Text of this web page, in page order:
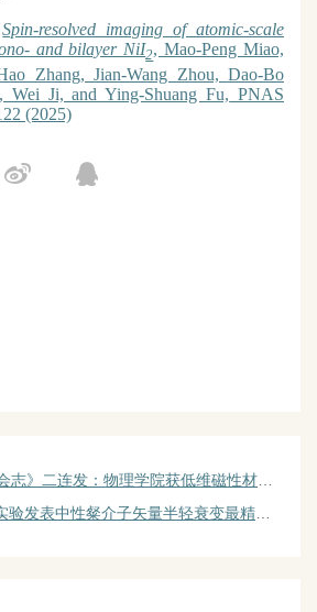
Spin-resolved imaging of atomic-scale
and bilayer NiI2, Mao-Peng Miao,
Zhang, Jian-Wang Zhou, Dao-Bo
Wei Ji, and Ying-Shuang Fu, PNAS
(2025)
》二连发：物理学院获低维磁性材料研究系列进展
表中性粲介子矢量半轻衰变最精确测量结果